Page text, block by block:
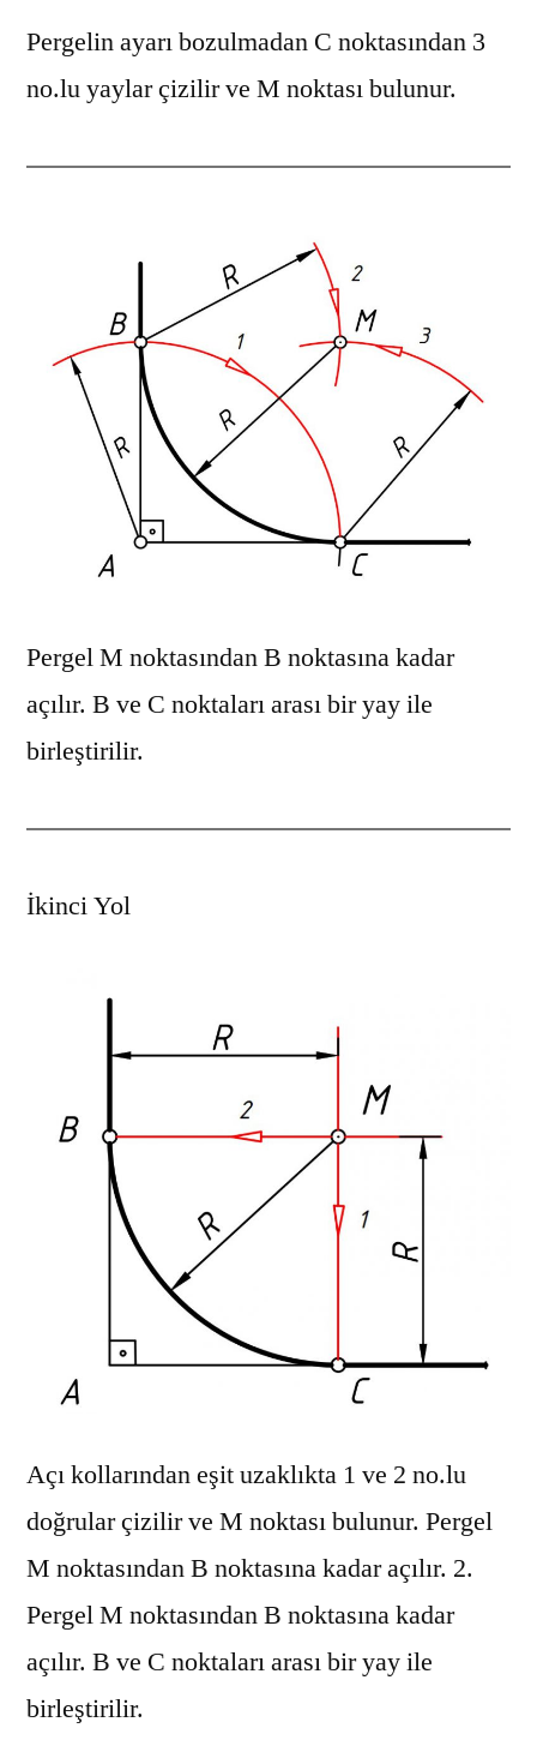
Pergelin ayarı bozulmadan C noktasından 3
no.lu yaylar çizilir ve M noktası bulunur.
Pergel M noktasından B noktasına kadar
açılır. B ve C noktaları arası bir yay ile
birleştirilir.
İkinci Yol
Açı kollarından eşit uzaklıkta 1 ve 2 no.lu
doğrular çizilir ve M noktası bulunur. Pergel
M noktasından B noktasına kadar açılır. 2.
Pergel M noktasından B noktasına kadar
açılır. B ve C noktaları arası bir yay ile
birleştirilir.